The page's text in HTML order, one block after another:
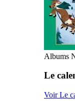
Albums
Le
Voir Le